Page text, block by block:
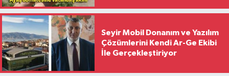
Seyir Mobil Donanım ve Yazılım
Çözümlerini Kendi Ar-Ge Ekibi
İle Gerçekleştiriyor